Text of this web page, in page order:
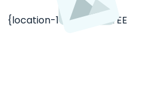
{location-17409}
9712 EE